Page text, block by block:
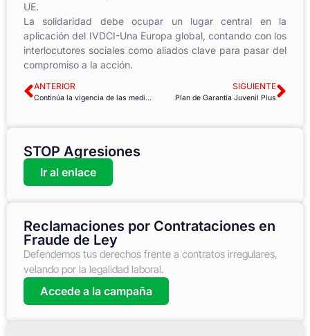
UE.
La solidaridad debe ocupar un lugar central en la
aplicación del IVDCI-Una Europa global, contando con los
interlocutores sociales como aliados clave para pasar del
compromiso a la acción.
ANTERIOR
Continúa la vigencia de las medidas organizativas y tecnológicas de la Administración de Justicia
SIGUIENTE
Plan de Garantía Juvenil Plus
STOP Agresiones
Ir al enlace
Reclamaciones por Contrataciones en
Fraude de Ley
Defendemos tus derechos frente a contratos irregulares,
velando por la legalidad laboral.
Accede a la campaña